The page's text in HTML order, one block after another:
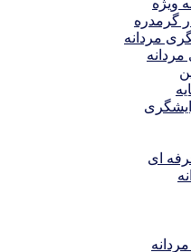
ویژه
گرمدره
مردانه
ای